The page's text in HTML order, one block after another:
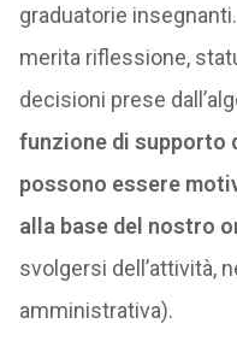
graduatorie
merita riflessione,
decisioni prese
funzione di supporto
possono essere
alla base del nostro
svolgersi dell’attività,
amministrativa).